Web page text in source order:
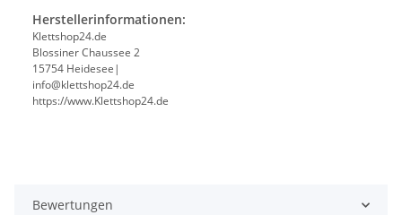
Herstellerinformationen:
Klettshop24.de
Blossiner Chaussee 2
15754 Heidesee|
info@klettshop24.de
https://www.Klettshop24.de
Bewertungen